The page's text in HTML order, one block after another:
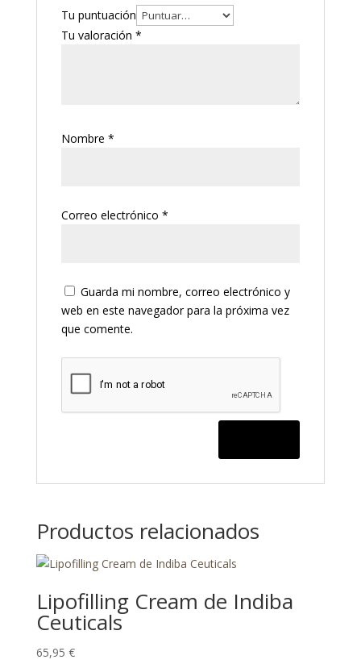
Tu puntuación
Tu valoración *
Nombre *
Correo electrónico *
Guarda mi nombre, correo electrónico y
web en este navegador para la próxima vez
que comente.
Productos relacionados
Lipofilling Cream de Indiba
Ceuticals
65,95 €